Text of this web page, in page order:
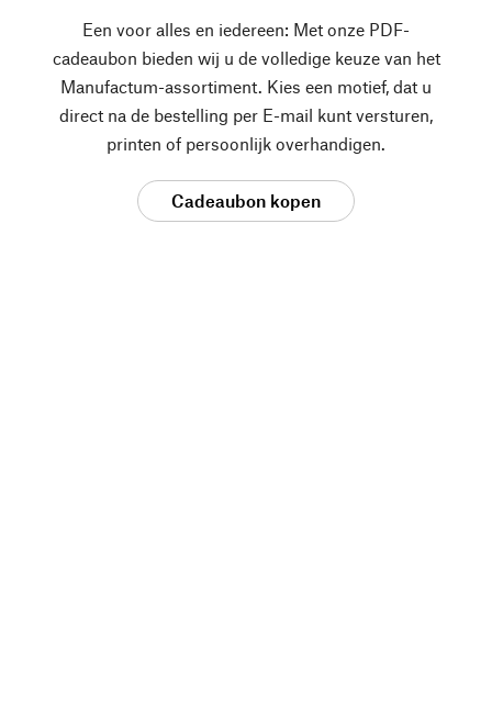
Een voor alles en iedereen: Met onze PDF-
cadeaubon bieden wij u de volledige keuze van het
Manufactum-assortiment. Kies een motief, dat u
direct na de bestelling per E-mail kunt versturen,
printen of persoonlijk overhandigen.
Cadeaubon kopen